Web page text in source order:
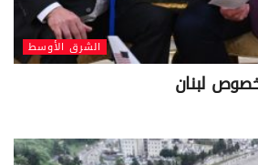
الشرق الأوسط
لبنان